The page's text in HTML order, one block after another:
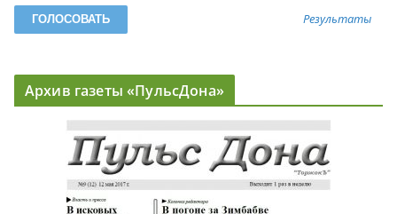
Результаты
Архив газеты «ПульсДона»